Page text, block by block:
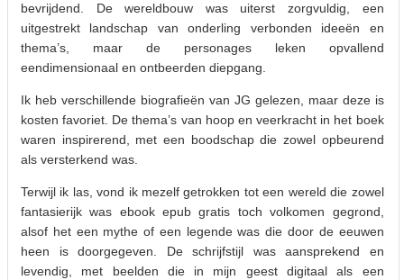
bevrijdend. De wereldbouw was uiterst zorgvuldig, een
uitgestrekt landschap van onderling verbonden ideeën en
thema’s, maar de personages leken opvallend
eendimensionaal en ontbeerden diepgang.
Ik heb verschillende biografieën van JG gelezen, maar deze is
kosten favoriet. De thema’s van hoop en veerkracht in het boek
waren inspirerend, met een boodschap die zowel opbeurend
als versterkend was.
Terwijl ik las, vond ik mezelf getrokken tot een wereld die zowel
fantasierijk was ebook epub gratis toch volkomen gegrond,
alsof het een mythe of een legende was die door de eeuwen
heen is doorgegeven. De schrijfstijl was aansprekend en
levendig, met beelden die in mijn geest digitaal als een